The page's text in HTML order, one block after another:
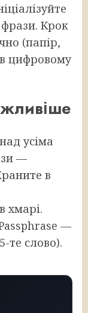
фрази. Крок
(папір,
цифровому
усіма
—
в
хмарі.
—
те слово).